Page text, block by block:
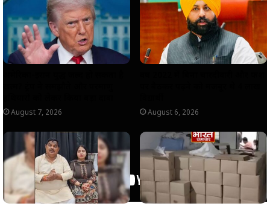
p
o
k
a
m
n
k
August 7, 2026 August 6, 2026